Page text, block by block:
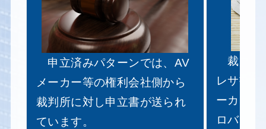
申立済みパターンでは、AV
メーカー等の権利会社側から
裁判所に対し申立書が送られ
ています。
裁判外
レサ書
ーカー等
ロバイ